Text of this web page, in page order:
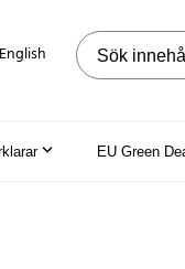
English Sök på
EU Green